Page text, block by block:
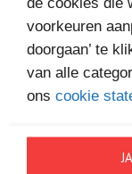
voorkeuren
doorgaan’ te
van alle
ons cookie